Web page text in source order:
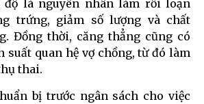
độ là nguyên nhân làm rối loạn
trứng, giảm số lượng và chất
Đồng thời, căng thẳng cũng có
suất quan hệ vợ chồng, từ đó làm
thai.
bị trước ngân sách cho việc